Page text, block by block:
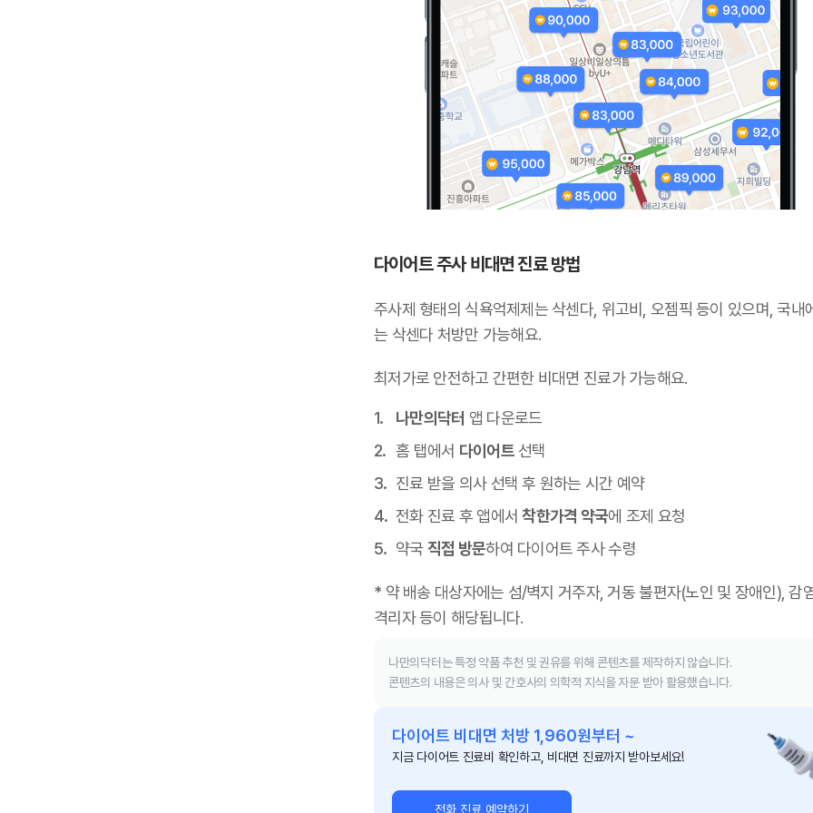
다이어트 주사 비대면 진료 방법
주사제 형태의 식욕억제제는 삭센다, 위고비, 오젬픽 등이 있으며,국내
는 삭센다 처방만 가능해요.
최저가로 안전하고 간편한 비대면 진료가 가능해요.
나만의닥터 앱 다운로드
홈 탭에서 다이어트선택
진료 받을 의사 선택 후 원하는 시간 예약
전화 진료 후 앱에서착한가격 약국에 조제 요청
약국 직접 방문하여 다이어트 주사 수령
* 약 배송 대상자에는 섬/벽지 거주자, 거동 불편자(노인 및 장애인), 감
격리자 등이 해당됩니다.
나만의닥터는 특정 약품 추천 및 권유를 위해 콘텐츠를 제작하지 않습니다.
콘텐츠의 내용은 의사 및 간호사의 의학적 지식을 자문 받아 활용했습니다.
다이어트 비대면 처방 1,960원부터 ~
지금 다이어트 진료비 확인하고, 비대면 진료까지 받아보세요!
전화 진료 예약하기